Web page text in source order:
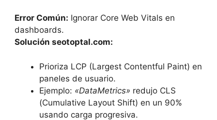
Error Común: Ignorar Core Web Vitals en
dashboards.
Solución seotoptal.com:
Prioriza LCP (Largest Contentful Paint) en
paneles de usuario.
Ejemplo: «DataMetrics» redujo CLS
(Cumulative Layout Shift) en un 90%
usando carga progresiva.